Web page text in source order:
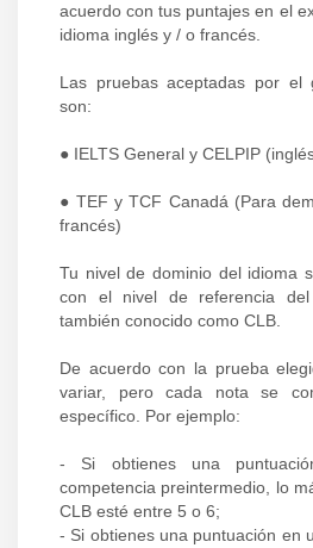
acuerdo con tus puntajes en el
idioma inglés y / o francés.
Las pruebas aceptadas por el
son:
● IELTS General y CELPIP
● TEF y TCF Canadá (Para
francés)
Tu nivel de dominio del idioma
con el nivel de referencia del
también conocido como CLB.
De acuerdo con la prueba
variar, pero cada nota se
específico. Por ejemplo:
- Si obtienes una
competencia preintermedio, lo
CLB esté entre 5 o 6;
- Si obtienes una puntuación en